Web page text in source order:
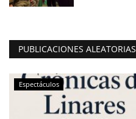
PUBLICACIONES ALEATORIAS
Espectáculos